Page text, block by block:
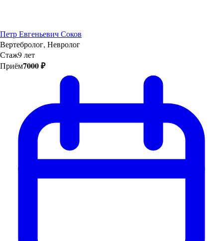
Петр Евгеньевич Соков
Вертебролог, Невролог
Стаж9 лет
Приём7000 ₽